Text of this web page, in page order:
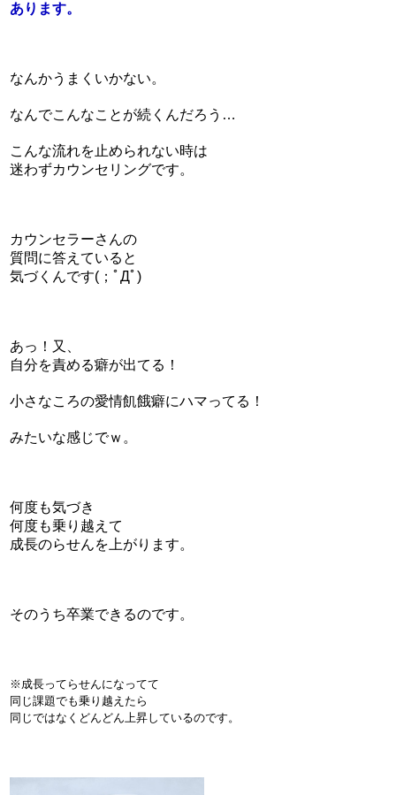
あります。
なんかうまくいかない。
なんでこんなことが続くんだろう…
こんな流れを止められない時は
迷わずカウンセリングです。
カウンセラーさんの
質問に答えていると
気づくんです(；ﾟДﾟ)
あっ！又、
自分を責める癖が出てる！
小さなころの愛情飢餓癖にハマってる！
みたいな感じでｗ。
何度も気づき
何度も乗り越えて
成長のらせんを上がります。
そのうち卒業できるのです。
※成長ってらせんになってて
同じ課題でも乗り越えたら
同じではなくどんどん上昇しているのです。